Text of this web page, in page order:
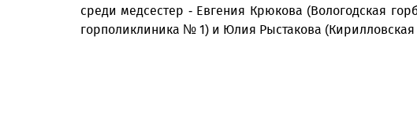
среди медсестер - Евгения Крюкова (Вологодская
горполиклиника № 1) и Юлия Рыстакова (Кирилловская